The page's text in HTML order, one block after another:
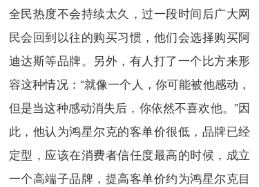
全民热度不会持续太久，过一段时间后广大网
民会回到以往的购买习惯，他们会选择购买阿
迪达斯等品牌。另外，有人打了一个比方来形
容这种情况：“就像一个人，你可能被他感动，
但是当这种感动消失后，你依然不喜欢他。”因
此，他认为鸿星尔克的客单价很低，品牌已经
定型，应该在消费者信任度最高的时候，成立
一个高端子品牌，提高客单价约为鸿星尔克目